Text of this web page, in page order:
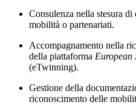
Consulenza nella stesura
mobilità o partenariati.
Accompagnamento nella
della piattaforma European
(eTwinning).
Gestione della
riconoscimento delle